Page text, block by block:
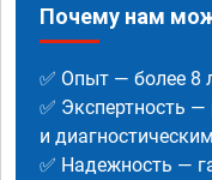
Почему нам
✅ Опыт — более 8
✅ Экспертность
и
✅ Надежность —